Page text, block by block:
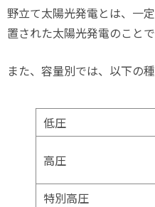
野立て太陽光発電とは、一
置された太陽光発電のことで
また、容量別では、以下の
低圧
高圧
特別高圧